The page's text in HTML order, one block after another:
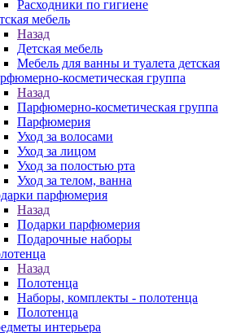
Расходники по гигиене
мебель
Назад
Детская мебель
Мебель для ванны и туалета детская
косметическая группа
Назад
Парфюмерно-косметическая группа
Парфюмерия
Уход за волосами
Уход за лицом
Уход за полостью рта
Уход за телом, ванна
парфюмерия
Назад
Подарки парфюмерия
Подарочные наборы
Назад
Полотенца
Наборы, комплекты - полотенца
Полотенца
интерьера